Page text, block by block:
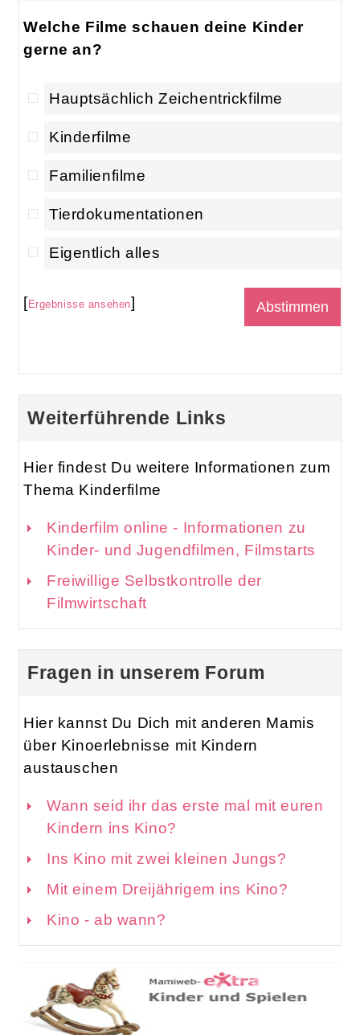
Welche Filme schauen deine Kinder
gerne an?
Hauptsächlich Zeichentrickfilme
Kinderfilme
Familienfilme
Tierdokumentationen
Eigentlich alles
[Ergebnisse ansehen]
Weiterführende Links
Hier findest Du weitere Informationen zum
Thema Kinderfilme
Kinderfilm online - Informationen zu
Kinder- und Jugendfilmen, Filmstarts
Freiwillige Selbstkontrolle der
Filmwirtschaft
Fragen in unserem Forum
Hier kannst Du Dich mit anderen Mamis
über Kinoerlebnisse mit Kindern
austauschen
Wann seid ihr das erste mal mit euren
Kindern ins Kino?
Ins Kino mit zwei kleinen Jungs?
Mit einem Dreijährigem ins Kino?
Kino - ab wann?